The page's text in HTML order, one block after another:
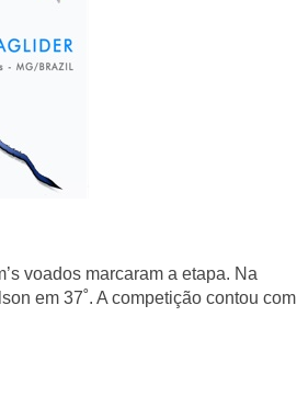
voados marcaram a etapa. Na
em 37˚. A competição contou com